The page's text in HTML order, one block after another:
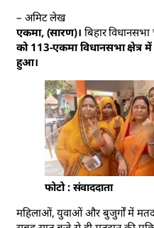
– अमिट लेख
एकमा, (सारण)। बिहार
को 113-एकमा विधानसभा क्षेत्र
हुआ।
फोटो : संवाददाता
महिलाओं, युवाओं और बुजुर्गों में